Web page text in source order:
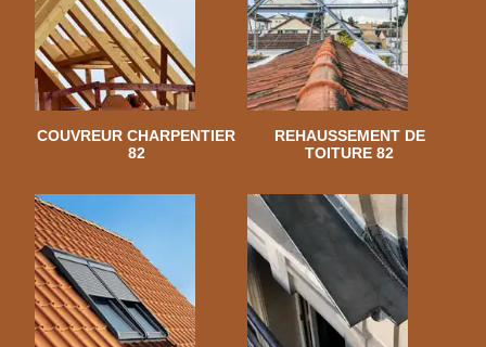
COUVREUR CHARPENTIER
82
REHAUSSEMENT DE
TOITURE 82